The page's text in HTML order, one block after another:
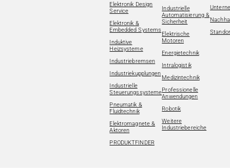
Elektronik Design
Service
Elektronik &
Embedded Systems
Induktive
Heizsysteme
Industriebremsen
Industriekupplungen
Industrielle
Steuerungssysteme
Pneumatik &
Fluidtechnik
Elektromagnete &
Aktoren
PRODUKTFINDER
Industrielle
Automatisierung &
Sicherheit
Elektrische
Motoren
Energietechnik
Intralogistik
Medizintechnik
Professionelle
Anwendungen
Robotik
Weitere
Industriebereiche